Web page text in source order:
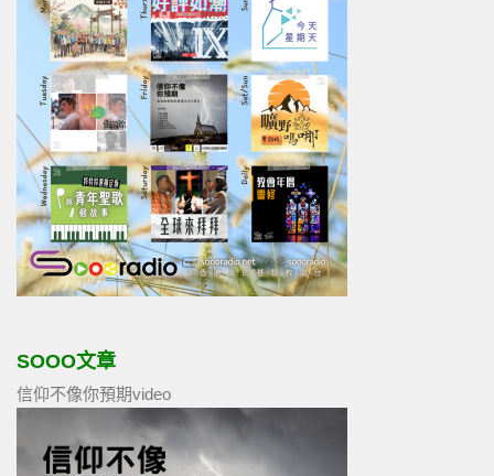
SOOO文章
信仰不像你預期video